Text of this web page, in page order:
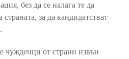
без да се налага те да
за да кандидатстват
чужденци от страни извън